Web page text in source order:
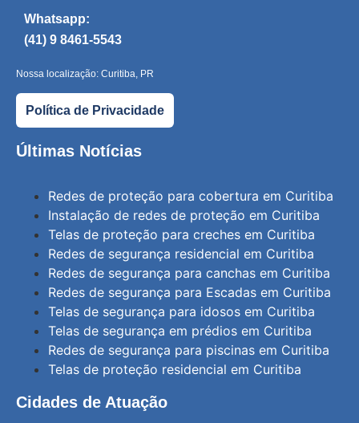
Whatsapp:
(41) 9 8461-5543
Nossa localização: Curitiba, PR
Política de Privacidade
Últimas Notícias
Redes de proteção para cobertura em Curitiba
Instalação de redes de proteção em Curitiba
Telas de proteção para creches em Curitiba
Redes de segurança residencial em Curitiba
Redes de segurança para canchas em Curitiba
Redes de segurança para Escadas em Curitiba
Telas de segurança para idosos em Curitiba
Telas de segurança em prédios em Curitiba
Redes de segurança para piscinas em Curitiba
Telas de proteção residencial em Curitiba
Cidades de Atuação